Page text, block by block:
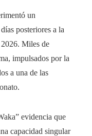
un
posteriores a la
Miles de
impulsados por la
a una de las
evidencia que
capacidad singular